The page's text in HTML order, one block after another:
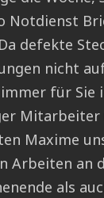
Notdienst
defekte
nicht
für Sie
Maxime
Arbeiten an
als